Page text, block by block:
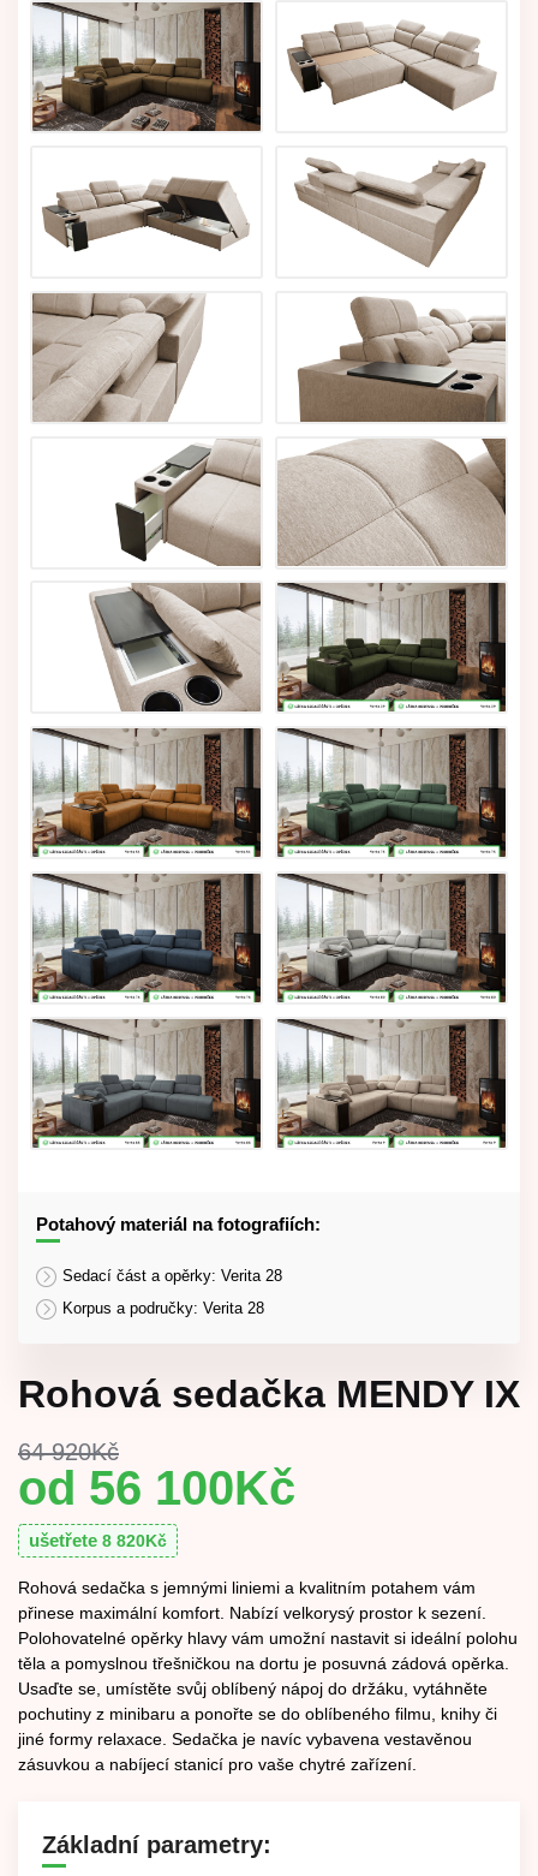
Potahový materiál na fotografiích:
Sedací část a opěrky: Verita 28
Korpus a područky: Verita 28
Rohová sedačka MENDY IX
64 920Kč
56 100Kč
ušetřete 8 820Kč
Rohová sedačka s jemnými liniemi a kvalitním potahem vám
přinese maximální komfort. Nabízí velkorysý prostor k sezení.
Polohovatelné opěrky hlavy vám umožní nastavit si ideální polohu
těla a pomyslnou třešničkou na dortu je posuvná zádová opěrka.
Usaďte se, umístěte svůj oblíbený nápoj do držáku, vytáhněte
pochutiny z minibaru a ponořte se do oblíbeného filmu, knihy či
jiné formy relaxace. Sedačka je navíc vybavena vestavěnou
zásuvkou a nabíjecí stanicí pro vaše chytré zařízení.
Základní parametry: